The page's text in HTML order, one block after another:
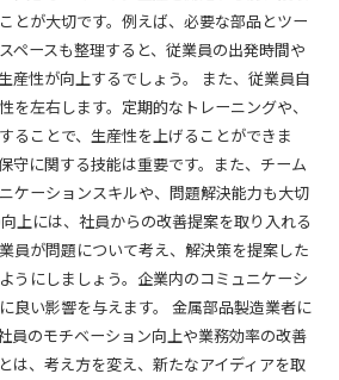
とが大切です。例えば、必要な部品とツー
ペースも整理すると、従業員の出発時間や
産性が向上するでしょう。 また、従業員自
を左右します。定期的なトレーニングや、
ることで、生産性を上げることができま
守に関する技能は重要です。また、チーム
ケーションスキルや、問題解決能力も大切
上には、社員からの改善提案を取り入れる
員が問題について考え、解決策を提案した
うにしましょう。企業内のコミュニケーシ
良い影響を与えます。 金属部品製造業者に
員のモチベーション向上や業務効率の改善
は、考え方を変え、新たなアイディアを取